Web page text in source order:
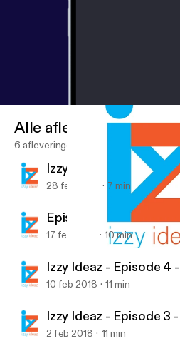
Izzy Ideaz
Alle afleveringen
6 afleveringen
Izzy Ideas - Episode 6 -
28 feb 2018 7 min
Episode 5 - Whatever
17 feb 2018 10 min
Izzy Ideaz - Episode 4
10 feb 2018 11 min
Izzy Ideaz - Episode 3
2 feb 2018 11 min